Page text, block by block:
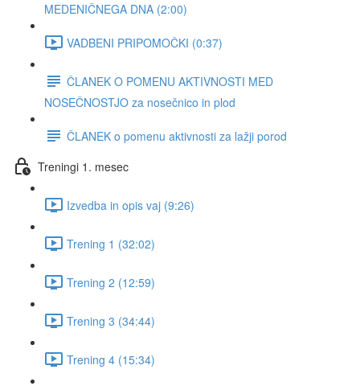
MEDENIČNEGA DNA (2:00)
VADBENI PRIPOMOČKI (0:37)
ČLANEK O POMENU AKTIVNOSTI MED
NOSEČNOSTJO za nosečnico in plod
ČLANEK o pomenu aktivnosti za lažji porod
Treningi 1. mesec
Izvedba in opis vaj (9:26)
Trening 1 (32:02)
Trening 2 (12:59)
Trening 3 (34:44)
Trening 4 (15:34)